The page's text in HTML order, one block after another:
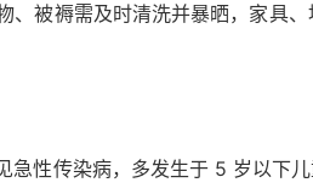
、被褥需及时清洗并暴晒，家具
急性传染病，多发生于 5 岁以下